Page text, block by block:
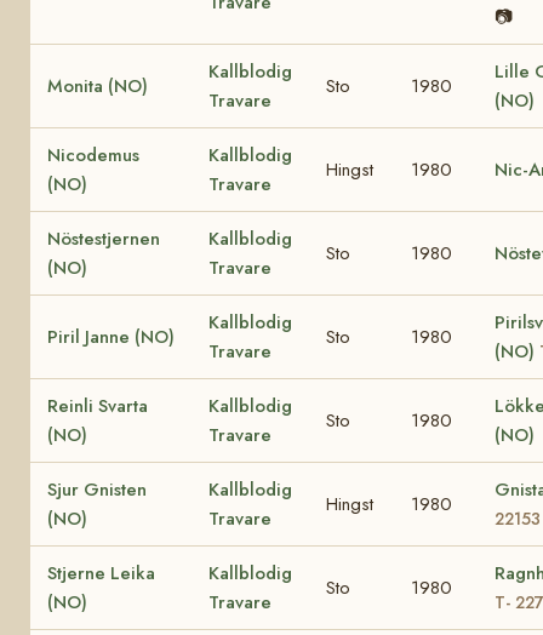
📷
Monita (NO)
Kallblodig
Travare
Sto 1980
Lille
(NO)
Nicodemus
(NO)
Kallblodig
Travare
Hingst 1980 Nic-
Nöstestjernen
(NO)
Kallblodig
Travare
Sto 1980
Piril Janne (NO)
Kallblodig
Travare
Sto 1980
(NO)
Reinli Svarta
(NO)
Kallblodig
Travare
Sto 1980
(NO)
Sjur Gnisten
(NO)
Kallblodig
Travare
Hingst 1980
22153
Stjerne Leika
(NO)
Kallblodig
Travare
Sto 1980
T-